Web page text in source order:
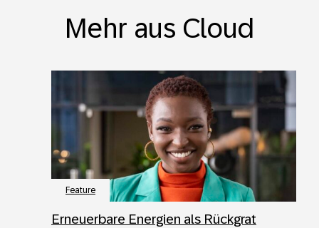
Mehr aus Cloud
Feature
Erneuerbare Energien als Rückgrat